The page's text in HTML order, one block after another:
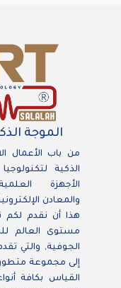
الموجة
من باب الأعمال
الذكية
الأجهزة
والمعادن
هذا أن نقدم
مستوى العالم
الجوفية, والتي
إلى مجموعة
القياس بكافة